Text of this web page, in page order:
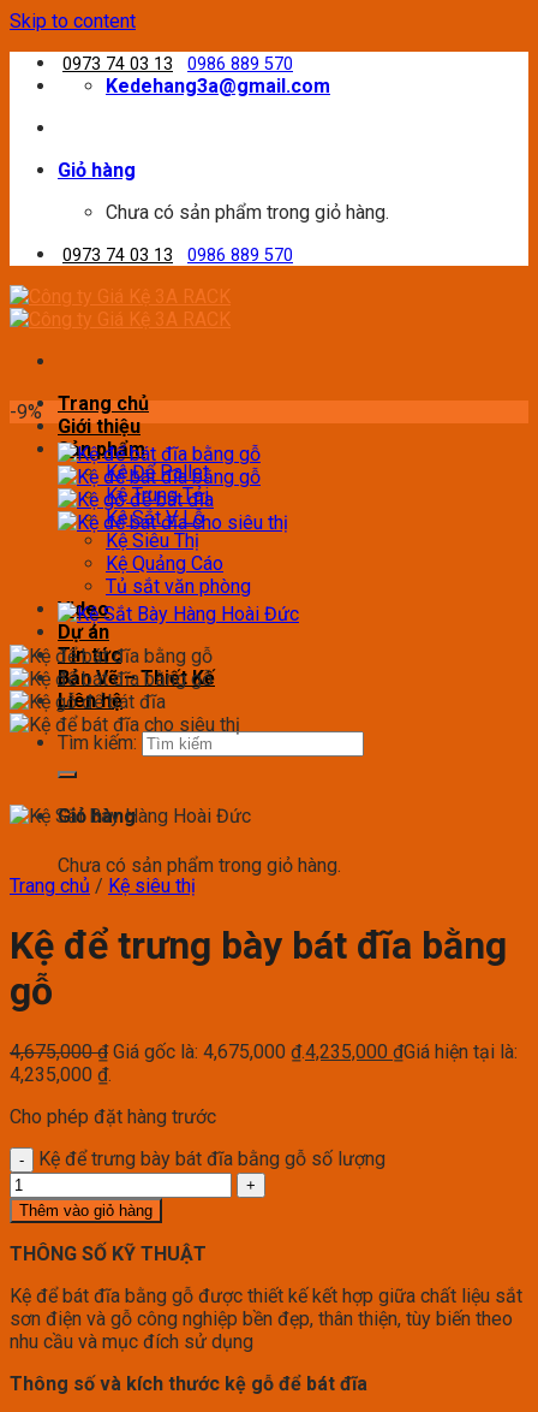
Skip to content
0973 74 03 13 0986 889 570
Kedehang3a@gmail.com
Giỏ hàng
Chưa có sản phẩm trong giỏ hàng.
0973 74 03 13 0986 889 570
Trang chủ
Giới thiệu
Sản phẩm
Kệ Để Pallet
Kệ Trung Tải
Kệ Sắt V Lỗ
Kệ Siêu Thị
Kệ Quảng Cáo
Tủ sắt văn phòng
Video
Dự án
Tin tức
Bản Vẽ – Thiết Kế
Liên hệ
Tìm kiếm:
Giỏ hàng
Chưa có sản phẩm trong giỏ hàng.
-9%
Trang chủ / Kệ siêu thị
Kệ để trưng bày bát đĩa bằng
gỗ
4,675,000₫ Giá gốc là: 4,675,000 ₫.4,235,000 ₫Giá hiện tại là:
4,235,000 ₫.
Cho phép đặt hàng trước
Kệ để trưng bày bát đĩa bằng gỗ số lượng
Thêm vào giỏ hàng
THÔNG SỐ KỸ THUẬT
Kệ để bát đĩa bằng gỗ được thiết kế kết hợp giữa chất liệu sắt
sơn điện và gỗ công nghiệp bền đẹp, thân thiện, tùy biến theo
nhu cầu và mục đích sử dụng
Thông số và kích thước kệ gỗ để bát đĩa